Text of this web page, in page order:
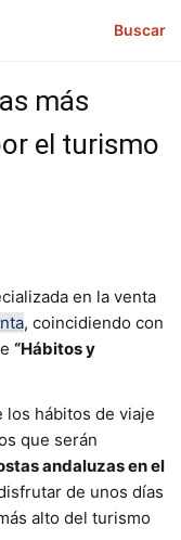
Buscar
más
el turismo
en la venta
, coincidiendo con
“Hábitos y
los hábitos de viaje
que serán
andaluzas en el
de unos días
alto del turismo